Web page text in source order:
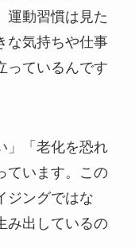
運動習慣は見た
な気持ちや仕事
っているんです
」「老化を恐れ
ています。この
ジングではな
み出しているの